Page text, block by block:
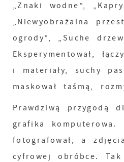
„Znaki wodne”,
„Niewyobrażalna
ogrody”, „Suche
Eksperymentował,
i materiały, suchy
maskował taśmą,
Prawdziwą przygodą
grafika komputerowa.
fotografował, a
cyfrowej obróbce. Tak